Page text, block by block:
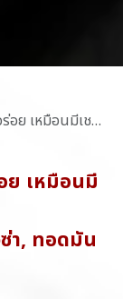
มือนมีเชฟมาเอง
ย เหมือนมี
า, ทอดมัน